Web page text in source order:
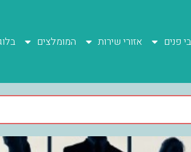
פנים אזורי שירות המומלצים